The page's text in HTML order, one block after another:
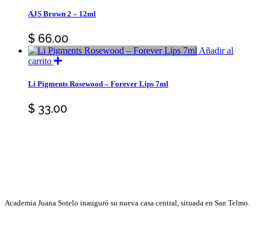
AJS Brown 2 – 12ml
$ 66.00
Añadir al
carrito
Li Pigments Rosewood – Forever Lips 7ml
$ 33.00
Academia Juana Sotelo inauguró su nueva casa central, situada en San Telmo.